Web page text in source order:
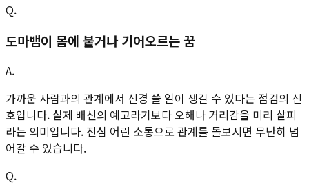
Q.
도마뱀이 몸에 붙거나 기어오르는 꿈
A.
가까운 사람과의 관계에서 신경 쓸 일이 생길 수 있다는 점검의 신
호입니다. 실제 배신의 예고라기보다 오해나 거리감을 미리 살피
라는 의미입니다. 진심 어린 소통으로 관계를 돌보시면 무난히 넘
어갈 수 있습니다.
Q.